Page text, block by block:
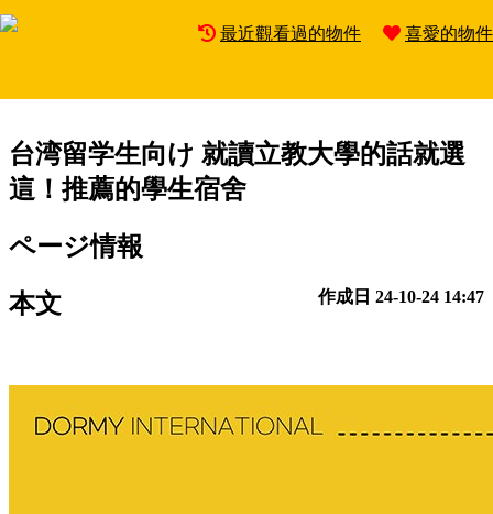
最近觀看過的物件 喜愛的物件
台湾留学生向け 就讀立教大學的話就選
這！推薦的學生宿舍
ページ情報
作成日 24-10-24 14:47
本文